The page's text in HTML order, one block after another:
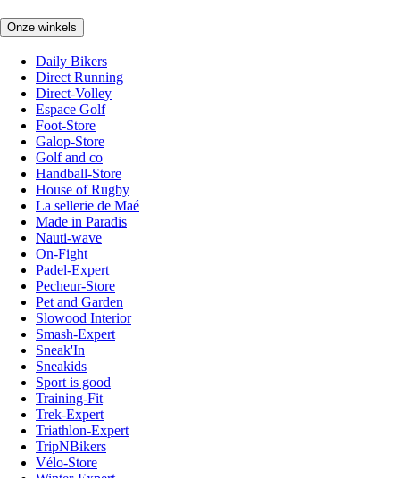
Onze winkels
Daily Bikers
Direct Running
Direct-Volley
Espace Golf
Foot-Store
Galop-Store
Golf and co
Handball-Store
House of Rugby
La sellerie de Maé
Made in Paradis
Nauti-wave
On-Fight
Padel-Expert
Pecheur-Store
Pet and Garden
Slowood Interior
Smash-Expert
Sneak'In
Sneakids
Sport is good
Training-Fit
Trek-Expert
Triathlon-Expert
TripNBikers
Vélo-Store